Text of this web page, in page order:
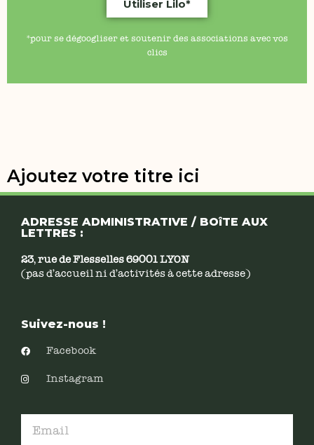
Utiliser Lilo*
*pour se dégoogliser et soutenir des associations avec vos
clics
Ajoutez votre titre ici
ADRESSE ADMINISTRATIVE / BOîTE AUX
LETTRES :
23, rue de Flesselles 69001 LYON
(pas d’accueil ni d’activités à cette adresse)
Suivez-nous !
Facebook
Instagram